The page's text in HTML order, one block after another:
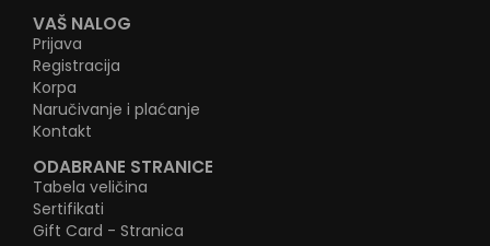
VAŠ NALOG
Prijava
Registracija
Korpa
Naručivanje i plaćanje
Kontakt
ODABRANE STRANICE
Tabela veličina
Sertifikati
Gift Card - Stranica